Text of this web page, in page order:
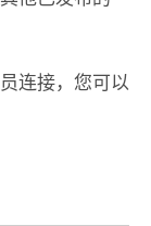
连接，您可以